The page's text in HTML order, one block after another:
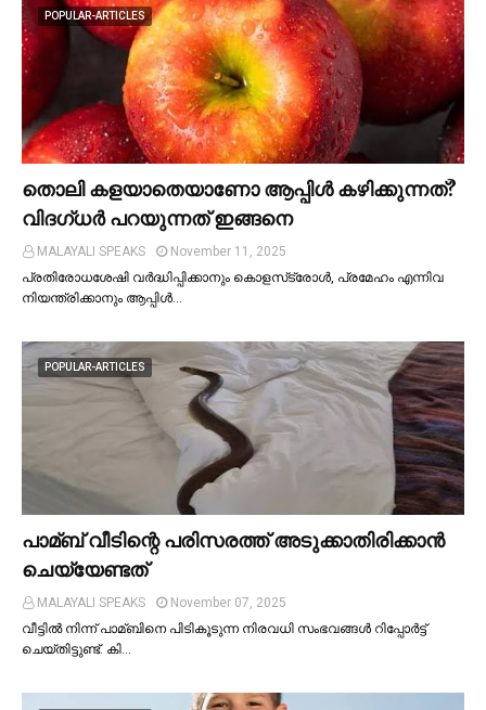
POPULAR-ARTICLES
തൊലി കളയാതെയാണോ ആപ്പിള്‍ കഴിക്കുന്നത്?
വിദഗ്ധര്‍ പറയുന്നത് ഇങ്ങനെ
MALAYALI SPEAKS
November 11, 2025
പ്രതിരോധശേഷി വർദ്ധിപ്പിക്കാനും കൊളസ്‌ട്രോള്‍, പ്രമേഹം എന്നിവ
നിയന്ത്രിക്കാനും ആപ്പിള്‍…
POPULAR-ARTICLES
പാമ്ബ് വീടിന്റെ പരിസരത്ത് അടുക്കാതിരിക്കാൻ
ചെയ്യേണ്ടത്
MALAYALI SPEAKS
November 07, 2025
വീട്ടില്‍ നിന്ന് പാമ്ബിനെ പിടികൂടുന്ന നിരവധി സംഭവങ്ങള്‍ റിപ്പോർട്ട്
ചെയ്തിട്ടുണ്ട്. കി…